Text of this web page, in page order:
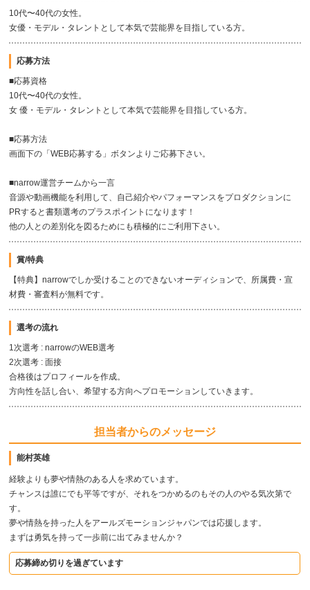
10代〜40代の女性。
女優・モデル・タレントとして本気で芸能界を目指している方。
応募方法
■応募資格
10代〜40代の女性。
女 優・モデル・タレントとして本気で芸能界を目指している方。
■応募方法
画面下の「WEB応募する」ボタンよりご応募下さい。
■narrow運営チームから一言
音源や動画機能を利用して、自己紹介やパフォーマンスをプロダクションに
PRすると書類選考のプラスポイントになります！
他の人との差別化を図るためにも積極的にご利用下さい。
賞/特典
【特典】narrowでしか受けることのできないオーディションで、所属費・宣
材費・審査料が無料です。
選考の流れ
1次選考 : narrowのWEB選考
2次選考 : 面接
合格後はプロフィールを作成。
方向性を話し合い、希望する方向へプロモーションしていきます。
担当者からのメッセージ
能村英雄
経験よりも夢や情熱のある人を求めています。
チャンスは誰にでも平等ですが、それをつかめるのもその人のやる気次第で
す。
夢や情熱を持った人をアールズモーションジャパンでは応援します。
まずは勇気を持って一歩前に出てみませんか？
応募締め切りを過ぎています